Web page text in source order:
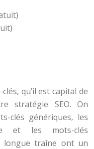
qu’il est capital de
stratégie SEO. On
clés génériques, les
et les mots-clés
longue traîne ont un